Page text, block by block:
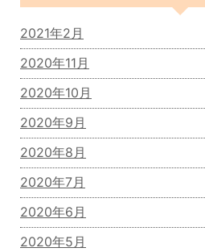
2021年2月
2020年11月
2020年10月
2020年9月
2020年8月
2020年7月
2020年6月
2020年5月